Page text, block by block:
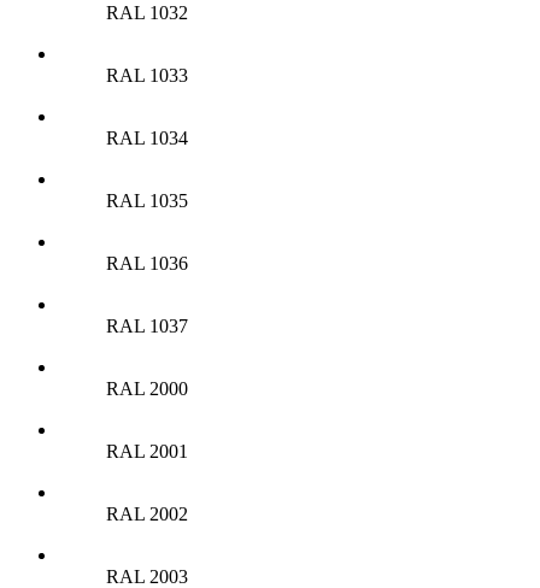
RAL 1032
RAL 1033
RAL 1034
RAL 1035
RAL 1036
RAL 1037
RAL 2000
RAL 2001
RAL 2002
RAL 2003